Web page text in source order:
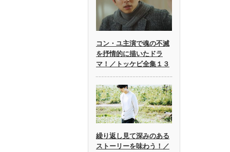
コン・ユ主演で魂の不滅
を抒情的に描いたドラ
マ！／トッケビ全集１３
繰り返し見て深みのある
ストーリーを味わう！／